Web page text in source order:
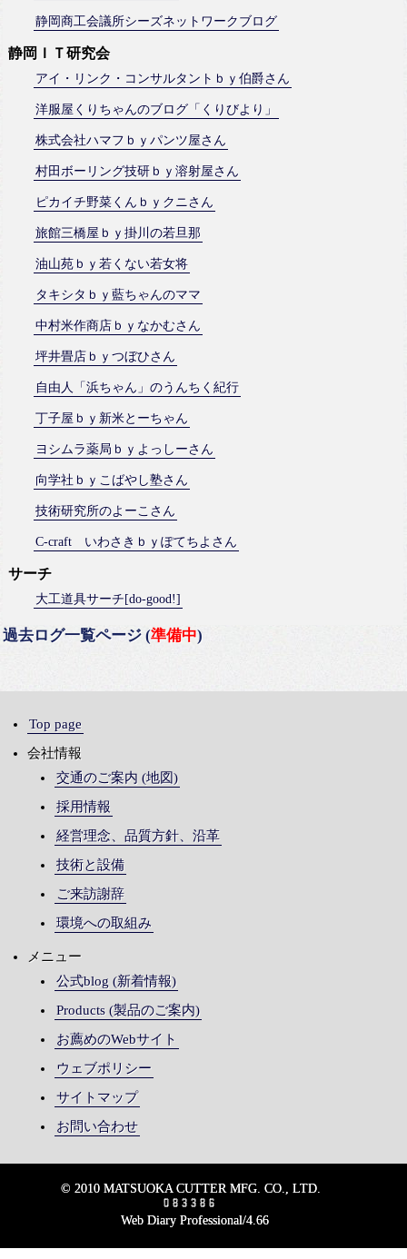
静岡商工会議所シーズネットワークブログ
静岡ＩＴ研究会
アイ・リンク・コンサルタントｂｙ伯爵さん
洋服屋くりちゃんのブログ「くりびより」
株式会社ハマフｂｙパンツ屋さん
村田ボーリング技研ｂｙ溶射屋さん
ピカイチ野菜くんｂｙクニさん
旅館三橋屋ｂｙ掛川の若旦那
油山苑ｂｙ若くない若女将
タキシタｂｙ藍ちゃんのママ
中村米作商店ｂｙなかむさん
坪井畳店ｂｙつぼひさん
自由人「浜ちゃん」のうんちく紀行
丁子屋ｂｙ新米とーちゃん
ヨシムラ薬局ｂｙよっしーさん
向学社ｂｙこばやし塾さん
技術研究所のよーこさん
C-craft いわさきｂｙぽてちよさん
サーチ
大工道具サーチ[do-good!]
過去ログ一覧ページ (準備中)
Top page
会社情報
交通のご案内 (地図)
採用情報
経営理念、品質方針、沿革
技術と設備
ご来訪謝辞
環境への取組み
メニュー
公式blog (新着情報)
Products (製品のご案内)
お薦めのWebサイト
ウェブポリシー
サイトマップ
お問い合わせ
© 2010 MATSUOKA CUTTER MFG. CO., LTD.
Web Diary Professional/4.66